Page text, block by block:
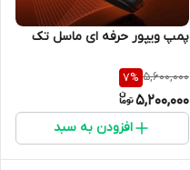
پمپ ویپور حرفه ای ماسل تک
5,600,000
7%
5,200,000
افزودن به سبد